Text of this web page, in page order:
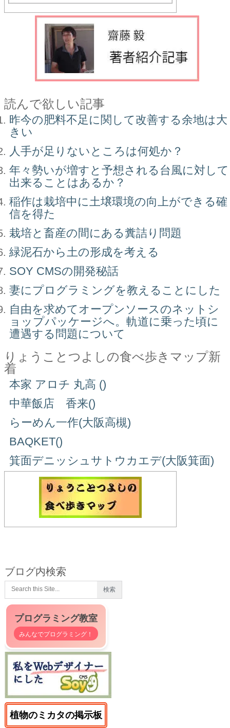
読んで欲しい記事
昨今の肥料不足に関して改善する余地は大
きい
人手が足りないところは何処か？
年々勢いが増すと予想される台風に対して
出来ることはあるか？
稲作は栽培中に土壌環境の向上ができる確
信を得た
栽培と畜産の間にある糞詰り問題
緑泥石から土の形成を考える
SOY CMSの開発秘話
妻にプログラミングを教えることにした
自由を求めてオープンソースのネットシ
ョップパッケージへ。軌道に乗った頃に
遭遇する問題について
りょうことつよしの食べ歩きマップ新
着
本家 アロチ 丸高 ()
中華飯店 香来()
らーめん一作(大阪高槻)
BAQKET()
箕面デニッシュサトウカエデ(大阪箕面)
ブログ内検索
プログラミング教室
みんなでプログラミング！
植物のミカタの掲示板